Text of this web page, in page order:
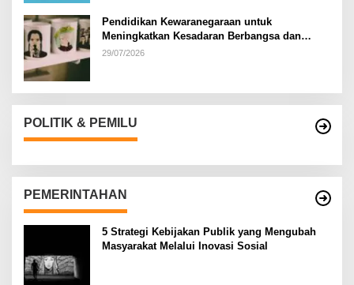
Pendidikan Kewaranegaraan untuk
Meningkatkan Kesadaran Berbangsa dan
Bernegara di…
29/07/2026
POLITIK & PEMILU
PEMERINTAHAN
5 Strategi Kebijakan Publik yang Mengubah
Masyarakat Melalui Inovasi Sosial